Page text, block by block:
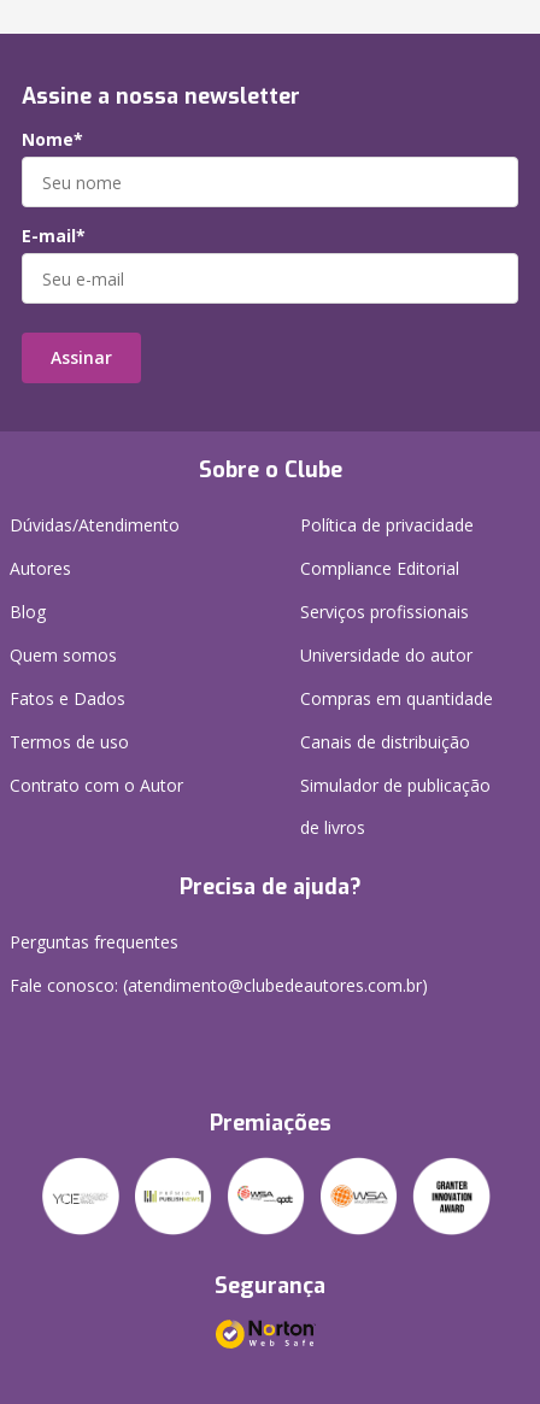
Sobre o Clube
Dúvidas/Atendimento
Autores
Blog
Quem somos
Fatos e Dados
Termos de uso
Contrato com o Autor
Política de privacidade
Compliance Editorial
Serviços profissionais
Universidade do autor
Compras em quantidade
Canais de distribuição
Simulador de publicação
de livros
Precisa de ajuda?
Perguntas frequentes
Fale conosco: (atendimento@clubedeautores.com.br)
Premiações
Segurança
Assine a nossa newsletter
Nome*
E-mail*
Assinar